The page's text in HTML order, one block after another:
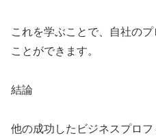
これを学ぶことで、自社の
ことができます。
結論
他の成功したビジネスプロ